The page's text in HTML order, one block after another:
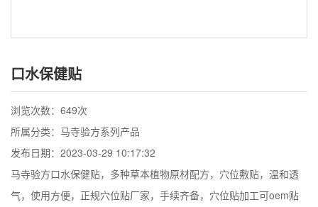
口水保健贴
浏览次数： 649次
所属分类：马寺验方系列产品
发布日期：2023-03-29 10:17:32
马寺验方口水保健贴，多种草本植物原材配方，穴位敷贴，温和透
气，使用方便，正规穴位贴厂家，手续齐备，穴位贴加工可oem贴